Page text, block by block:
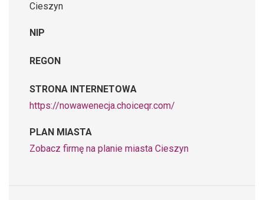
Cieszyn
NIP
REGON
STRONA INTERNETOWA
https://nowawenecja.choiceqr.com/
PLAN MIASTA
Zobacz firmę na planie miasta Cieszyn